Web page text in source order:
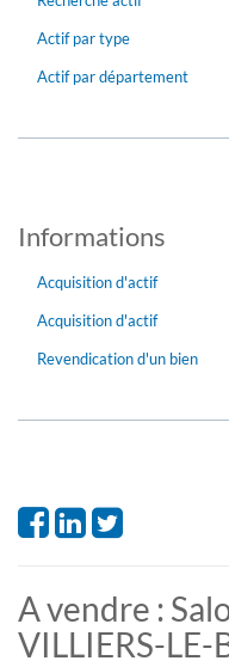
Actif par type
Actif par département
Informations
Acquisition d'actif
Acquisition d'actif
Revendication d'un bien
A vendre :
VILLIERS-LE-